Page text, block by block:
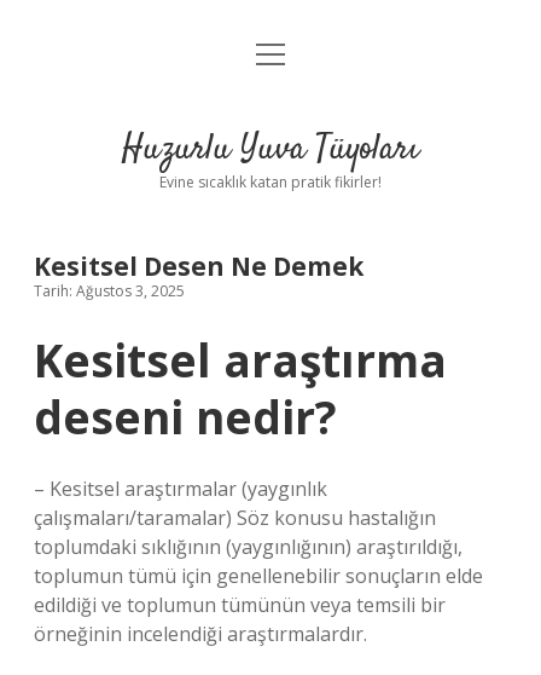
Anasayfa
Yasal Uyarı
menüyü
Huzurlu Yuva Tüyoları
Evine sıcaklık katan pratik fikirler!
Kesitsel Desen Ne Demek
Tarih: Ağustos 3, 2025
Kesitsel araştırma
deseni nedir?
– Kesitsel araştırmalar (yaygınlık
çalışmaları/taramalar) Söz konusu hastalığın
toplumdaki sıklığının (yaygınlığının) araştırıldığı,
toplumun tümü için genellenebilir sonuçların elde
edildiği ve toplumun tümünün veya temsili bir
örneğinin incelendiği araştırmalardır.